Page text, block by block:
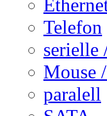
Telefon
serielle
Mouse
paralell